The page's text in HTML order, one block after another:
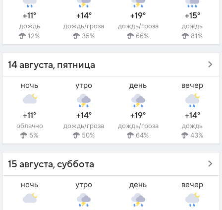
+11°
дождь
12%
+14°
дождь/гроза
35%
+19°
дождь/гроза
66%
+15°
дождь
81%
14 августа, пятница
ночь
+11°
облачно
5%
утро
+14°
дождь/гроза
50%
день
+19°
дождь/гроза
64%
вечер
+14°
дождь
43%
15 августа, суббота
ночь утро день вечер